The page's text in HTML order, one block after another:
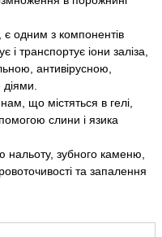
одним з компонентів
і транспортує іони заліза,
антивірусною,
що містяться в гелі,
слини і язика
зубного каменю,
та запалення